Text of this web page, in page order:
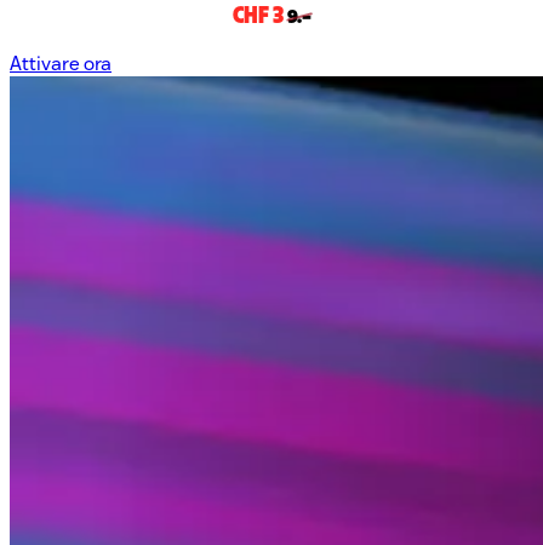
CHF 39.–
Attivare ora